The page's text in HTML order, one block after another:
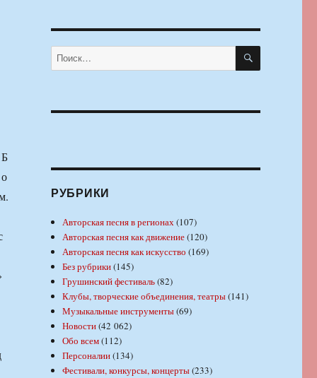
Б
о
Искать: ПОИСК
РУБРИКИ
Авторская песня в регионах(107)
Авторская песня как движение(120)
Авторская песня как искусство (169)
Без рубрики(145)
Грушинский фестиваль(82)
Клубы, творческие объединения, театры(141)
Музыкальные инструменты(69)
Новости(42 062)
Обо всем(112)
Персоналии(134)
Фестивали, конкурсы, концерты(233)